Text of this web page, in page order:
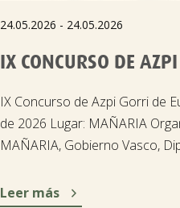
24.05.2026 - 24.05.2026
IX CONCURSO DE
IX Concurso de Azpi Gorri de
de 2026 Lugar: MAÑARIA
MAÑARIA, Gobierno Vasco,
Leer más 